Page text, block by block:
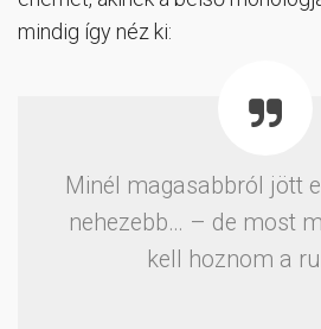
mindig így néz ki:
Minél magasabbról jött
nehezebb… – de most
kell hoznom a